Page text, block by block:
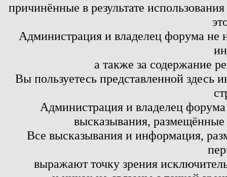
причинённые в результате
Администрация и владелец форума не
а также за содержание
Вы пользуетесь представленной здесь
Администрация и владелец
высказывания,
Все высказывания и информация,
выражают точку зрения